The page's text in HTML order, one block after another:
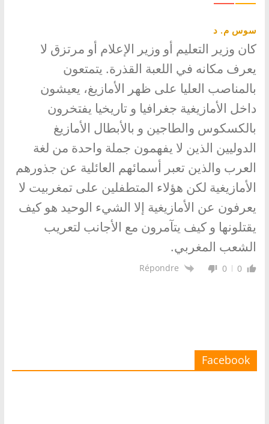
سوس م. د
كان وزير التعليم أو وزير الإعلام أو مرتزق لا
يعرف مكانه في اللعبة القذرة. يتمتعون
بالمناصب العليا على ظهر الأمازيغ، يعيشون
داخل الأمازيغية جغرافيا و تاريخيا يفتخرون
بالكسكوس والطاجين و بالأبطال الأمازيغ
الدوليين الذين لا يفهمون جملة واحدة من لغة
العرب والذين تعبر أسمائهم العائلية عن جذورهم
الأمازيغية لكن هؤلاء المتطفلين على تمغربيت لا
يعرفون عن الأمازيغية إلا الشيء الوحيد هو كيف
يقتلونها و كيف يتآمرون مع الأجانب لتعريب
الشعب المغربي.
0
0
Répondre
Facebook